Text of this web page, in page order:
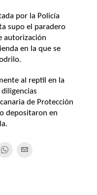
por la Policía
supo el paradero
autorización
en la que se
al reptil en la
de Protección
depositaron en